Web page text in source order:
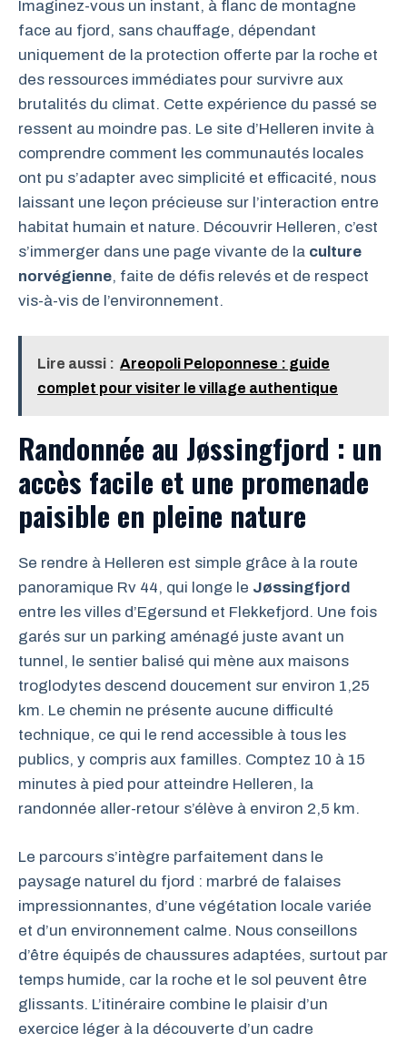
Imaginez-vous un instant, à flanc de montagne
face au fjord, sans chauffage, dépendant
uniquement de la protection offerte par la roche et
des ressources immédiates pour survivre aux
brutalités du climat. Cette expérience du passé se
ressent au moindre pas. Le site d’Helleren invite à
comprendre comment les communautés locales
ont pu s’adapter avec simplicité et efficacité, nous
laissant une leçon précieuse sur l’interaction entre
habitat humain et nature. Découvrir Helleren, c’est
s’immerger dans une page vivante de la culture
norvégienne, faite de défis relevés et de respect
vis-à-vis de l’environnement.
Lire aussi : Areopoli Peloponnese : guide
complet pour visiter le village authentique
Randonnée au Jøssingfjord : un
accès facile et une promenade
paisible en pleine nature
Se rendre à Helleren est simple grâce à la route
panoramique Rv 44, qui longe le Jøssingfjord
entre les villes d’Egersund et Flekkefjord. Une fois
garés sur un parking aménagé juste avant un
tunnel, le sentier balisé qui mène aux maisons
troglodytes descend doucement sur environ 1,25
km. Le chemin ne présente aucune difficulté
technique, ce qui le rend accessible à tous les
publics, y compris aux familles. Comptez 10 à 15
minutes à pied pour atteindre Helleren, la
randonnée aller-retour s’élève à environ 2,5 km.
Le parcours s’intègre parfaitement dans le
paysage naturel du fjord : marbré de falaises
impressionnantes, d’une végétation locale variée
et d’un environnement calme. Nous conseillons
d’être équipés de chaussures adaptées, surtout par
temps humide, car la roche et le sol peuvent être
glissants. L’itinéraire combine le plaisir d’un
exercice léger à la découverte d’un cadre